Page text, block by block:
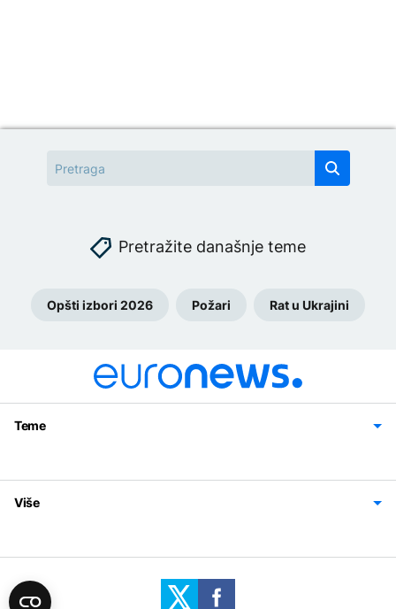
Pretražite današnje teme
Opšti izbori 2026 Požari Rat u Ukrajini
Teme
Svijet
Sport
Magazin
Više
Politika privatnosti
Uslovi korišćenja